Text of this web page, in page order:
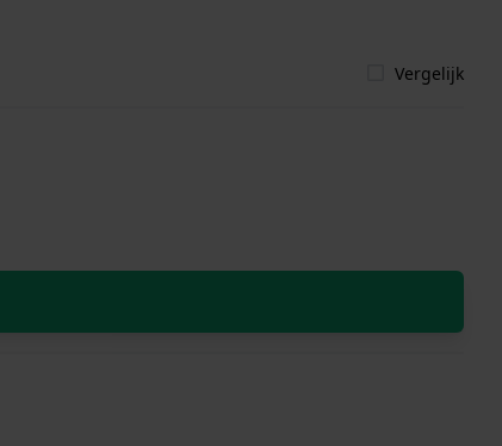
Vergelijk